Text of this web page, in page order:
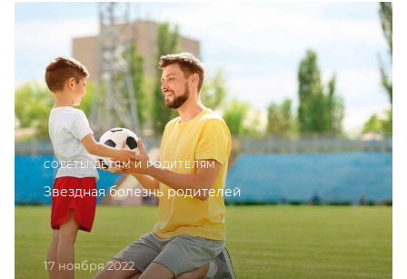
СОВЕТЫ ДЕТЯМ И РОДИТЕЛЯМ
17 ноября 2022
Звездная болезнь родителей